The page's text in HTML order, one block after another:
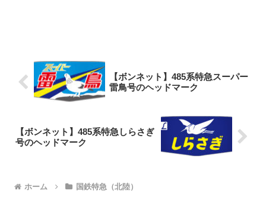
【ボンネット】485系特急スーパー
雷鳥号のヘッドマーク
【ボンネット】485系特急しらさぎ
号のヘッドマーク
ホーム 国鉄特急（北陸）